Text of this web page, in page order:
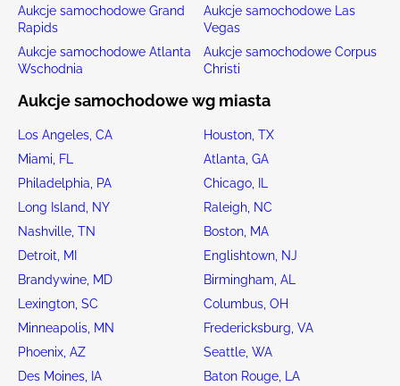
Aukcje samochodowe Grand
Rapids
Aukcje samochodowe Las
Vegas
Aukcje samochodowe Atlanta
Wschodnia
Aukcje samochodowe Corpus
Christi
Aukcje samochodowe wg miasta
Los Angeles, CA
Houston, TX
Miami, FL
Atlanta, GA
Philadelphia, PA
Chicago, IL
Long Island, NY
Raleigh, NC
Nashville, TN
Boston, MA
Detroit, MI
Englishtown, NJ
Brandywine, MD
Birmingham, AL
Lexington, SC
Columbus, OH
Minneapolis, MN
Fredericksburg, VA
Phoenix, AZ
Seattle, WA
Des Moines, IA
Baton Rouge, LA